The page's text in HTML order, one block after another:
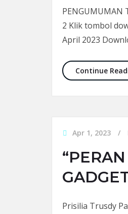
PENGUMUMAN
2 Klik tombol
April 2023
Continue
Apr 1, 2023
Prisilia Trusdy